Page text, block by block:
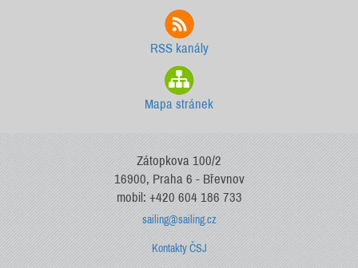
RSS kanály
Mapa stránek
Zátopkova 100/2
16900, Praha 6 - Břevnov
mobil: +420 604 186 733
sailing@sailing.cz
Kontakty ČSJ